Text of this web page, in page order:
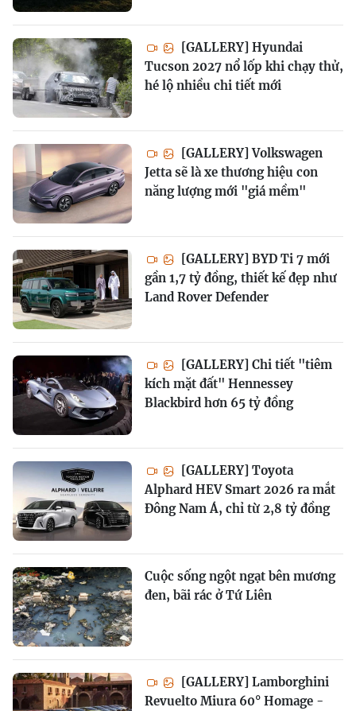
[GALLERY] Hyundai
Tucson 2027 nổ lốp khi chạy thử,
hé lộ nhiều chi tiết mới
[GALLERY] Volkswagen
Jetta sẽ là xe thương hiệu con
năng lượng mới "giá mềm"
[GALLERY] BYD Ti 7 mới
gần 1,7 tỷ đồng, thiết kế đẹp như
Land Rover Defender
[GALLERY] Chi tiết "tiêm
kích mặt đất" Hennessey
Blackbird hơn 65 tỷ đồng
[GALLERY] Toyota
Alphard HEV Smart 2026 ra mắt
Đông Nam Á, chỉ từ 2,8 tỷ đồng
Cuộc sống ngột ngạt bên mương
đen, bãi rác ở Tứ Liên
[GALLERY] Lamborghini
Revuelto Miura 60° Homage -